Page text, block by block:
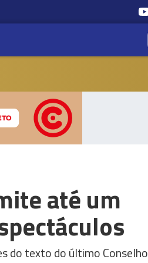
até um
do texto do último Conselho